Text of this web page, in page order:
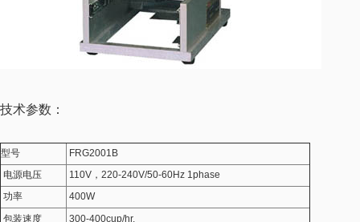
技术参数：
型号
FRG2001B
电源电压
110V，220-240V/50-60Hz 1phase
功率
400W
包装速度
300-400cup/hr.